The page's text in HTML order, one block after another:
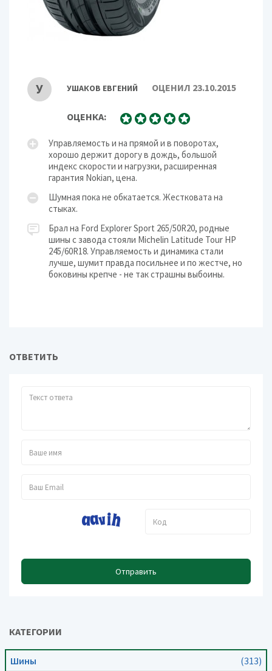
У УШАКОВ ЕВГЕНИЙ ОЦЕНИЛ 23.10.2015
ОЦЕНКА:
Управляемость и на прямой и в поворотах,
хорошо держит дорогу в дождь, большой
индекс скорости и нагрузки, расширенная
гарантия Nokian, цена.
Шумная пока не обкатается. Жестковата на
стыках.
Брал на Ford Explorer Sport 265/50R20, родные
шины с завода стояли Michelin Latitude Tour HP
245/60R18. Управляемость и динамика стали
лучше, шумит правда посильнее и по жестче, но
боковины крепче - не так страшны выбоины.
ОТВЕТИТЬ
Отправить
КАТЕГОРИИ
Шины (313)